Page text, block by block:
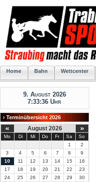
Home Bahn Wettcenter
9. August 2026
7:33:37 Uhr
› Terminübersicht 2026
« August 2026 »
Mo Di Mi Do Fr Sa
So
1
2
3
4 5 6 7 8
9
10
11 12 13 14 15
16
17
18 19 20 21 22
23
24
25 26 27 28 29
30